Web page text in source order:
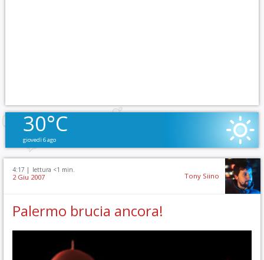
30°C
giovedì 6 ago
4:17 | lettura <1 min.
2 Giu 2007 Tony Siino
Palermo brucia ancora!